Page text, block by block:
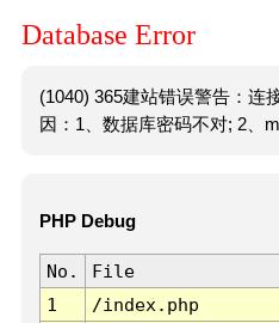
Database Error
(1040) 365建站错误警告：连
因：1、数据库密码不对; 2、
PHP Debug
No. File
1
/index.php